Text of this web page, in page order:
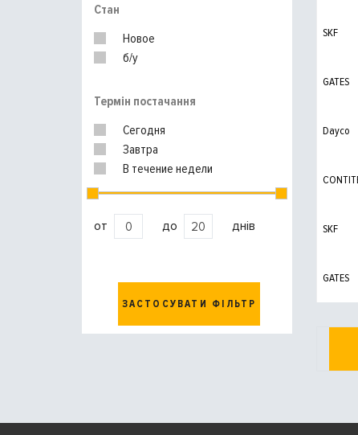
Стан
Новое
б/у
Термін постачання
Сегодня
Завтра
В течение недели
от до днів
ЗАСТОСУВАТИ ФІЛЬТР
SKF
GATES
Dayco
SKF
GATES